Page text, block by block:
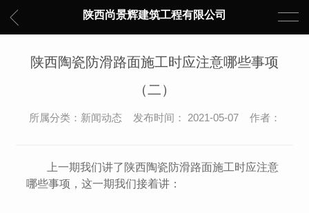
陕西尚景辉建筑工程有限公司
陕西陶瓷防滑路面施工时应注意哪些事项
（二）
所属分类：新闻动态 发布时间： 2021-05-07 作者：
上一期我们讲了陕西陶瓷防滑路面施工时应注意
哪些事项，这一期我们接着讲：